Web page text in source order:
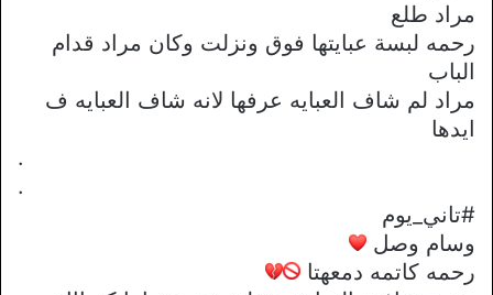
مراد طلع
رحمه لبسة عبايتها فوق ونزلت وكان مراد قدام
الباب
مراد لم شاف العبايه عرفها لانه شاف العبايه ف
ايدها
.
.
#تاني_يوم
وسام وصل
رحمه كاتمه دمعهتا